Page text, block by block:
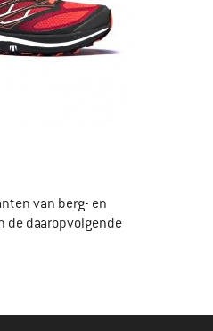
van berg- en
de daaropvolgende